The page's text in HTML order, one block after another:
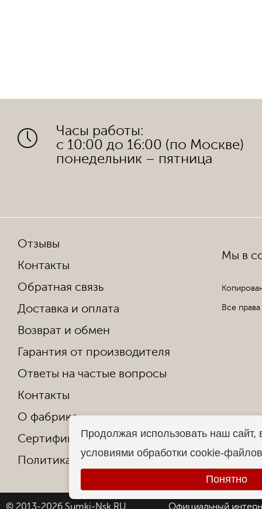
Часы работы:
с 10:00 до 16:00 (по Москве)
понедельник – пятница
Отзывы
Контакты
Обратная связь
Доставка и оплата
Возврат и обмен
Гарантия от производителя
Ответы на частые вопросы
Контакты
О фабрике
Сертификаты и награды
Политика конфиденциальности
Мы в
Все
© 2013-2026 Sumki-Nsk.RU Официальный
Продолжая использовать наш сайт,
условиями обработки cookie-
Понятно